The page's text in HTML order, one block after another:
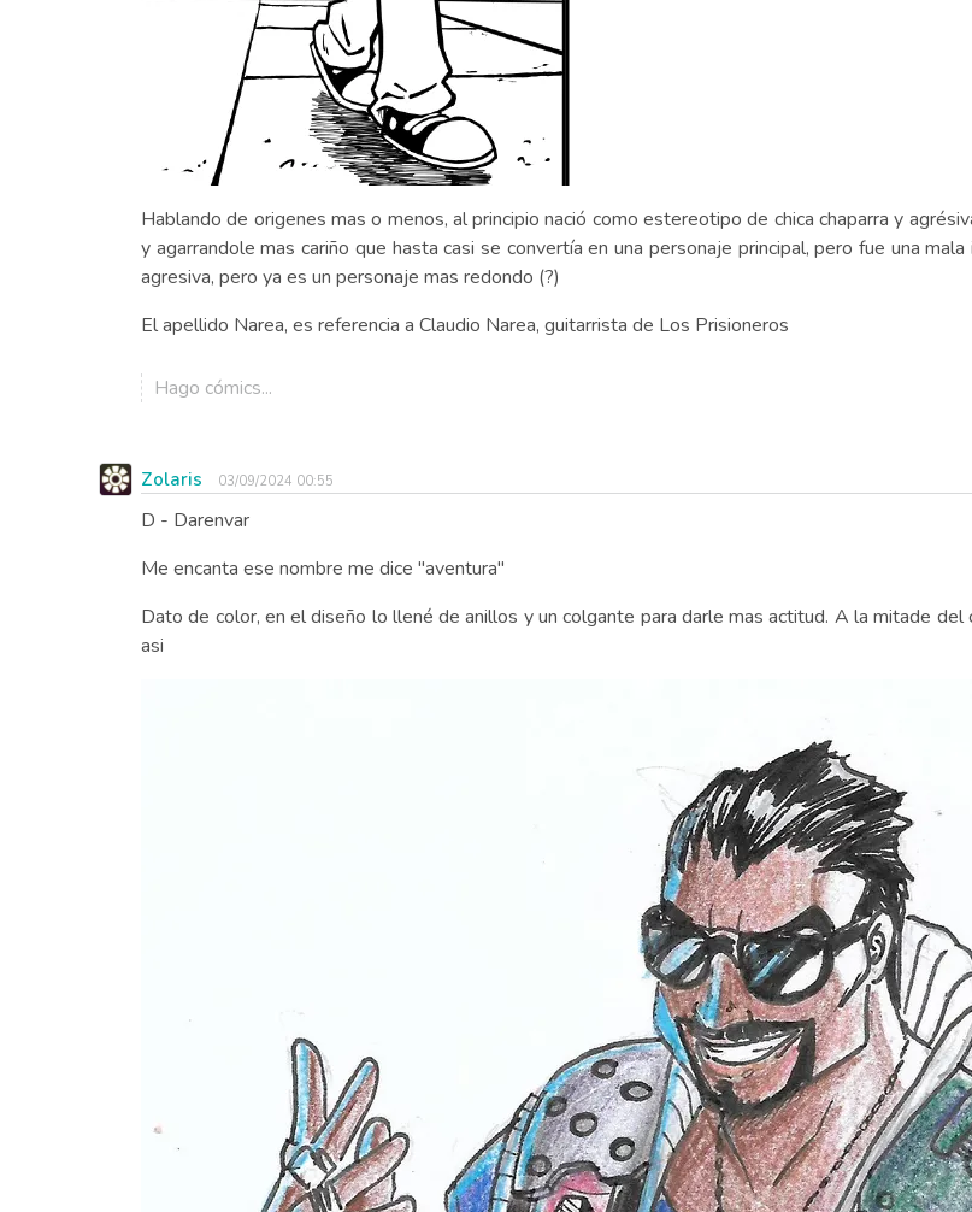
Hablando de origenes mas o menos, al principio nació como estereotipo de chica chaparra y
y agarrandole mas cariño que hasta casi se convertía en una personaje principal, pero fue una
agresiva, pero ya es un personaje mas redondo (?)
El apellido Narea, es referencia a Claudio Narea, guitarrista de Los Prisioneros
Hago cómics...
Zolaris 03/09/2024 00:55
D - Darenvar
Me encanta ese nombre me dice "aventura"
Dato de color, en el diseño lo llené de anillos y un colgante para darle mas actitud. A la mitade
asi